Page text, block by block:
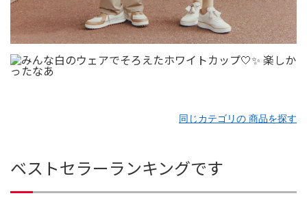
同じカテゴリの 商品を探す
ベストセラーランキングです